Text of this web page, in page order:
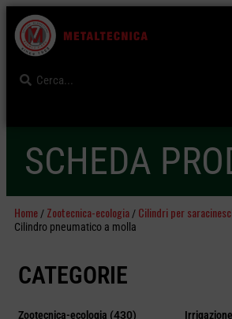
SCHEDA
Home / Zootecnica-ecologia / Cilindri per
Cilindro pneumatico a molla
CATEGORIE
Zootecnica-ecologia (430) Irrigazione